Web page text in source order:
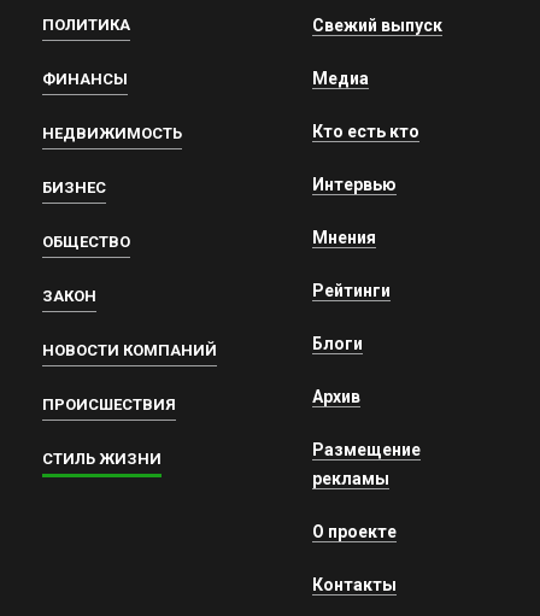
ПОЛИТИКА
ФИНАНСЫ
НЕДВИЖИМОСТЬ
БИЗНЕС
ОБЩЕСТВО
ЗАКОН
НОВОСТИ КОМПАНИЙ
ПРОИСШЕСТВИЯ
СТИЛЬ ЖИЗНИ
Свежий выпуск
Медиа
Кто есть кто
Интервью
Мнения
Рейтинги
Блоги
Архив
Размещение
рекламы
О проекте
Контакты